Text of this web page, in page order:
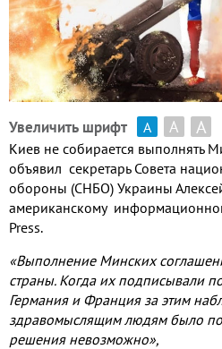
Увеличить шрифт А А А
Киев не собирается выполнять
объявил секретарь Совета
обороны (СНБО) Украины
американскому
Press.
«Выполнение Минских
страны. Когда их подписывали
Германия и Франция за этим
здравомыслящим людям было
решения невозможно»,